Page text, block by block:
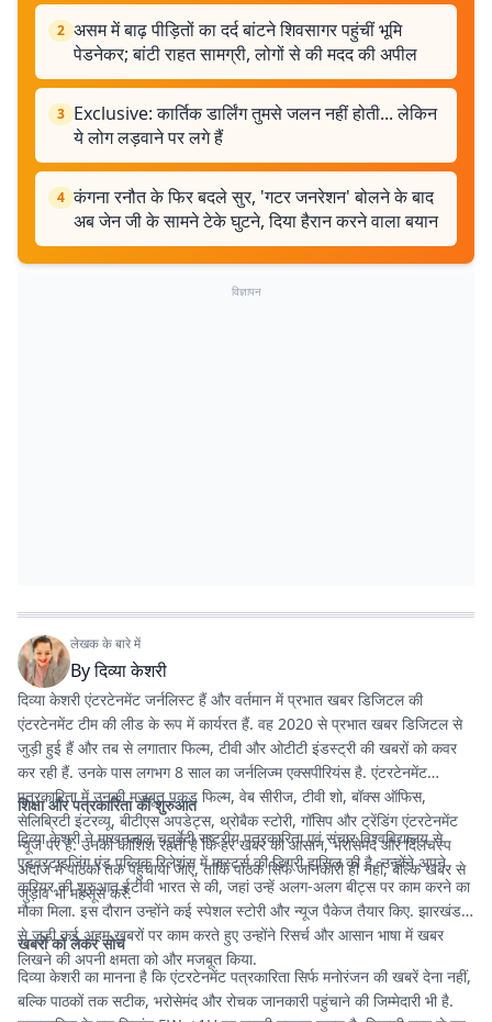
2 असम में बाढ़ पीड़ितों का दर्द बांटने शिवसागर पहुंचीं भूमि
पेडनेकर; बांटी राहत सामग्री, लोगों से की मदद की अपील
3 Exclusive: कार्तिक डार्लिंग तुमसे जलन नहीं होती... लेकिन
ये लोग लड़वाने पर लगे हैं
4 कंगना रनौत के फिर बदले सुर, 'गटर जनरेशन' बोलने के बाद
अब जेन जी के सामने टेके घुटने, दिया हैरान करने वाला बयान
विज्ञापन
लेखक के बारे में
Byदिव्या केशरी
दिव्या केशरी एंटरटेनमेंट जर्नलिस्ट हैं और वर्तमान में प्रभात खबर डिजिटल की
एंटरटेनमेंट टीम की लीड के रूप में कार्यरत हैं. वह 2020 से प्रभात खबर डिजिटल से
जुड़ी हुई हैं और तब से लगातार फिल्म, टीवी और ओटीटी इंडस्ट्री की खबरों को कवर
कर रही हैं. उनके पास लगभग 8 साल का जर्नलिज्म एक्सपीरियंस है. एंटरटेनमेंट
पत्रकारिता में उनकी मजबूत पकड़ फिल्म, वेब सीरीज, टीवी शो, बॉक्स ऑफिस,
सेलिब्रिटी इंटरव्यू, बीटीएस अपडेट्स, थ्रोबैक स्टोरी, गॉसिप और ट्रेंडिंग एंटरटेनमेंट
न्यूज पर है. उनकी कोशिश रहती है कि हर खबर को आसान, भरोसेमंद और दिलचस्प
अंदाज में पाठकों तक पहुंचाया जाए, ताकि पाठक सिर्फ जानकारी ही नहीं, बल्कि खबर से
जुड़ाव भी महसूस करें.
शिक्षा और पत्रकारिता की शुरुआत
दिव्या केशरी ने माखनलाल चतुर्वेदी राष्ट्रीय पत्रकारिता एवं संचार विश्वविद्यालय से
एडवरटाइजिंग एंड पब्लिक रिलेशंस में मास्टर्स की डिग्री हासिल की है. उन्होंने अपने
करियर की शुरुआत ईटीवी भारत से की, जहां उन्हें अलग-अलग बीट्स पर काम करने का
मौका मिला. इस दौरान उन्होंने कई स्पेशल स्टोरी और न्यूज पैकेज तैयार किए. झारखंड
से जुड़ी कई अहम खबरों पर काम करते हुए उन्होंने रिसर्च और आसान भाषा में खबर
लिखने की अपनी क्षमता को और मजबूत किया.
खबरों को लेकर सोच
दिव्या केशरी का मानना है कि एंटरटेनमेंट पत्रकारिता सिर्फ मनोरंजन की खबरें देना नहीं,
बल्कि पाठकों तक सटीक, भरोसेमंद और रोचक जानकारी पहुंचाने की जिम्मेदारी भी है.